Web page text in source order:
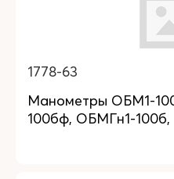
1778-63
Манометры ОБМ1-
100бф, ОБМГн1-